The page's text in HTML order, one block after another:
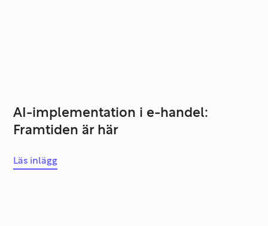
AI-implementation i e-handel:
Framtiden är här
Läs inlägg